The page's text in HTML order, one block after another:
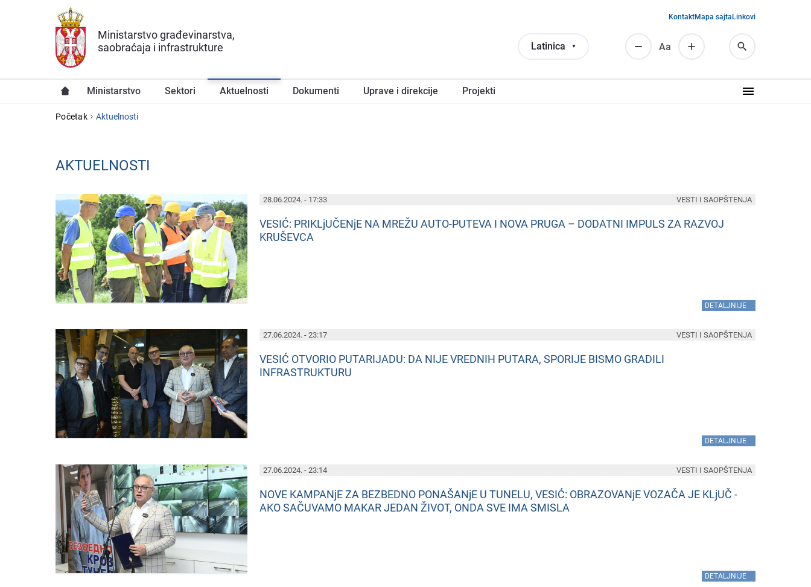
Preskoči na glavni deo sadržaja
Ministarstvo građevinarstva,
saobraćaja i infrastrukture
Latinica Аа
KontaktMapa sajta Linkovi
Ministarstvo Sektori Aktuelnosti Dokumеnti Upravе i direkcije Projеkti
YOU ARE HERE
Početak Aktuelnosti
AKTUELNOSTI
28.06.2024. - 17:33
VESIĆ: PRIKLjUČENjE NA MREŽU AUTO-PUTEVA I NOVA PRUGA – DODATNI IMPULS ZA RAZVOJ
KRUŠEVCA
DETALJNIJE
VESTI I SAOPŠTENJA
27.06.2024. - 23:17
VESIĆ OTVORIO PUTARIJADU: DA NIJE VREDNIH PUTARA, SPORIJE BISMO GRADILI
INFRASTRUKTURU
DETALJNIJE
VESTI I SAOPŠTENJA
27.06.2024. - 23:14
NOVE KAMPANjE ZA BEZBEDNO PONAŠANjE U TUNELU, VESIĆ: OBRAZOVANjE VOZAČA JE KLjUČ -
AKO SAČUVAMO MAKAR JEDAN ŽIVOT, ONDA SVE IMA SMISLA
DETALJNIJE
VESTI I SAOPŠTENJA
PAGES